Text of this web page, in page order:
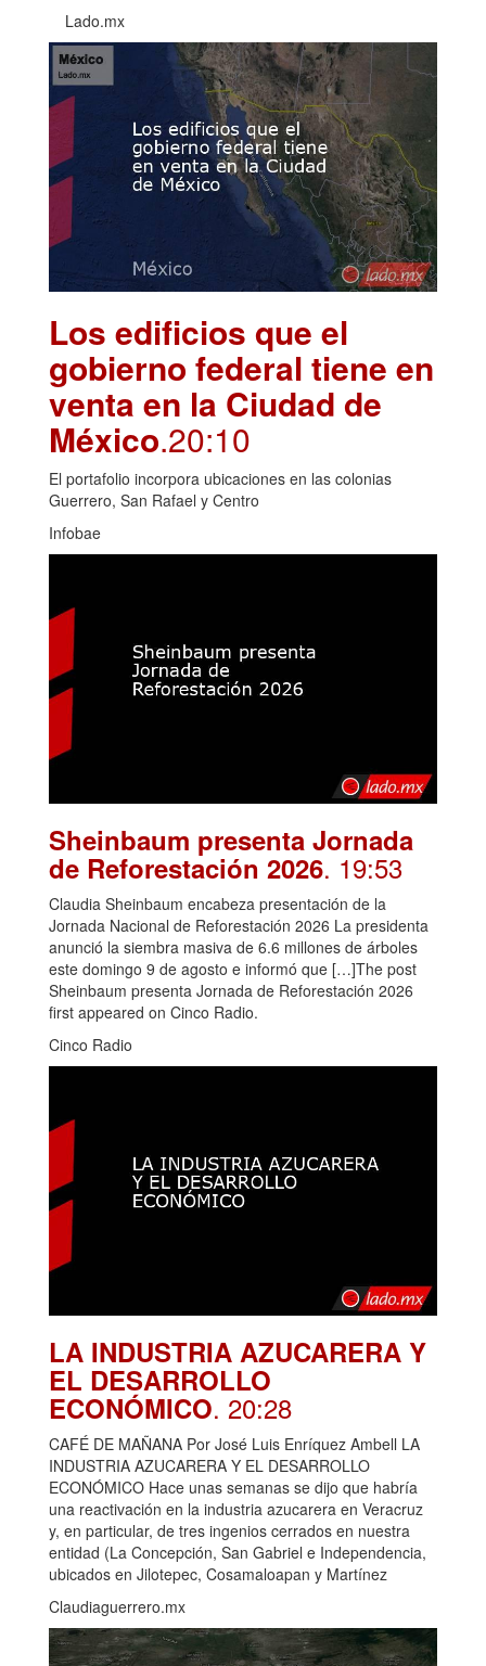
Lado.mx
Los edificios que el
gobierno federal tiene en
venta en la Ciudad de
México.20:10
El portafolio incorpora ubicaciones en las colonias
Guerrero, San Rafael y Centro
Infobae
Sheinbaum presenta Jornada
de Reforestación 2026. 19:53
Claudia Sheinbaum encabeza presentación de la
Jornada Nacional de Reforestación 2026 La presidenta
anunció la siembra masiva de 6.6 millones de árboles
este domingo 9 de agosto e informó que […]The post
Sheinbaum presenta Jornada de Reforestación 2026
first appeared on Cinco Radio.
Cinco Radio
LA INDUSTRIA AZUCARERA Y
EL DESARROLLO
ECONÓMICO. 20:28
CAFÉ DE MAÑANA Por José Luis Enríquez Ambell LA
INDUSTRIA AZUCARERA Y EL DESARROLLO
ECONÓMICO Hace unas semanas se dijo que habría
una reactivación en la industria azucarera en Veracruz
y, en particular, de tres ingenios cerrados en nuestra
entidad (La Concepción, San Gabriel e Independencia,
ubicados en Jilotepec, Cosamaloapan y Martínez
Claudiaguerrero.mx